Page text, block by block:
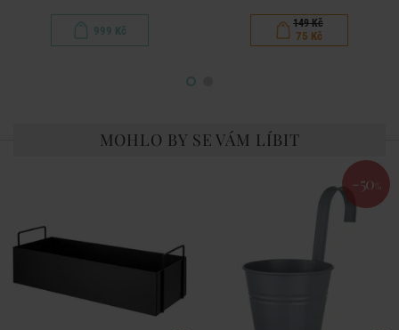
999 Kč
149 Kč
75 Kč
MOHLO BY SE VÁM LÍBIT
-50 %